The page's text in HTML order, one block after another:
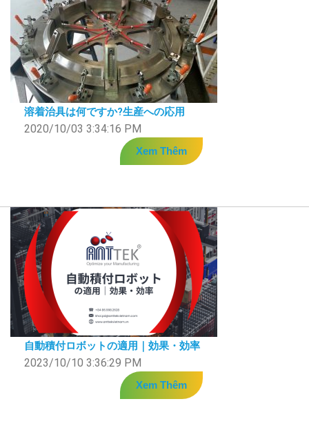
溶着治具は何ですか?生産への応用
2020/10/03 3:34:16 PM
Xem Thêm
自動積付ロボットの適用｜効果・効率
2023/10/10 3:36:29 PM
Xem Thêm